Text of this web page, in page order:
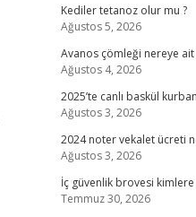
Kediler tetanoz olur mu ?
Ağustos 5, 2026
Avanos çömleği nereye ait
Ağustos 4, 2026
2025’te canlı baskül
Ağustos 3, 2026
2024 noter vekalet ücreti
Ağustos 3, 2026
İç güvenlik brovesi
Temmuz 30, 2026